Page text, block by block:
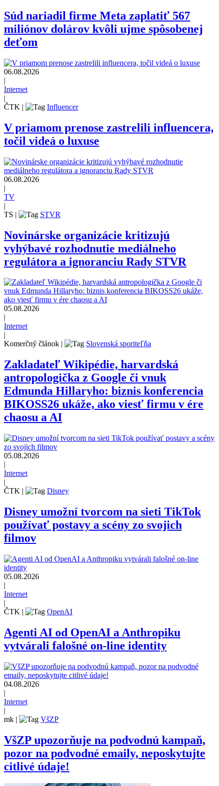
Súd nariadil firme Meta zaplatiť 567
miliónov dolárov kvôli ujme spôsobenej
deťom
06.08.2026
|
Internet
|
ČTK | Influencer
V priamom prenose zastrelili influencera,
točil videá o luxuse
06.08.2026
|
TV
|
TS | STVR
Novinárske organizácie kritizujú
vyhýbavé rozhodnutie mediálneho
regulátora a ignoranciu Rady STVR
05.08.2026
Internet
Komerčný článok
Slovenská sporiteľňa
Zakladateľ Wikipédie, harvardská
antropologička z Google či vnuk
Edmunda Hillaryho: biznis konferencia
BIKOSS26 ukáže, ako viesť firmu v ére
chaosu a AI
05.08.2026
|
Internet
|
ČTK | Disney
Disney umožní tvorcom na sieti TikTok
používať postavy a scény zo svojich
filmov
05.08.2026
|
Internet
|
ČTK | OpenAI
Agenti AI od OpenAI a Anthropiku
vytvárali falošné on-line identity
04.08.2026
|
Internet
|
mk | VšZP
VšZP upozorňuje na podvodnú kampaň,
pozor na podvodné emaily, neposkytujte
citlivé údaje!